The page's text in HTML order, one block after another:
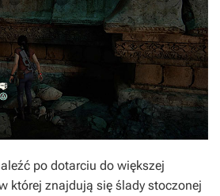
po dotarciu do większej
której znajdują się ślady stoczonej